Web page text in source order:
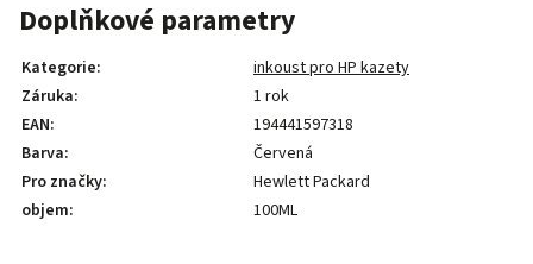
Doplňkové parametry
Kategorie:
inkoust pro HP kazety
Záruka:
1 rok
EAN:
194441597318
Barva:
Červená
Pro značky:
Hewlett Packard
objem: 100ML